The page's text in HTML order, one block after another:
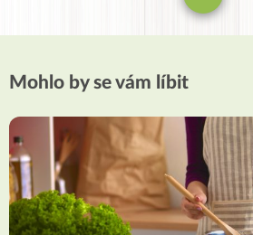
Mohlo by se vám líbit